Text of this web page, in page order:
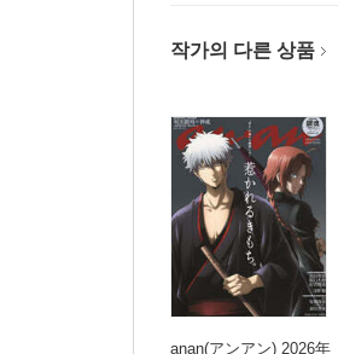
작가의 다른 상품
anan(アンアン) 2026年